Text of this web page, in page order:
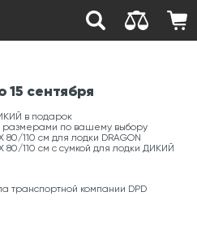
сентября
в подарок
размерами по вашему выбору
110 см для лодки DRAGON
110 см с сумкой для лодки ДИКИЙ
транспортной компании DPD